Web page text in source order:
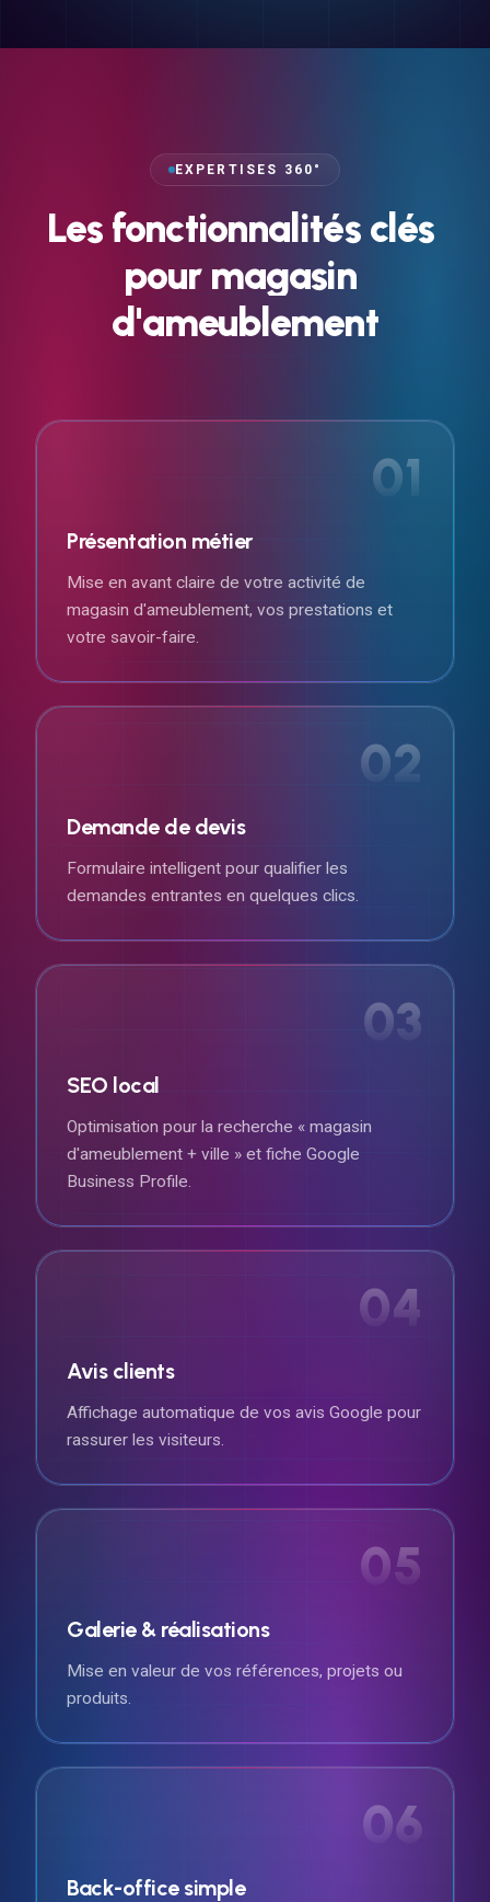
EXPERTISES 360°
Les fonctionnalités clés
pour magasin
d'ameublement
01
Présentation métier
Mise en avant claire de votre activité de
magasin d'ameublement, vos prestations et
votre savoir-faire.
02
Demande de devis
Formulaire intelligent pour qualifier les
demandes entrantes en quelques clics.
03
SEO local
Optimisation pour la recherche « magasin
d'ameublement + ville » et fiche Google
Business Profile.
04
Avis clients
Affichage automatique de vos avis Google pour
rassurer les visiteurs.
05
Galerie & réalisations
Mise en valeur de vos références, projets ou
produits.
06
Back-office simple